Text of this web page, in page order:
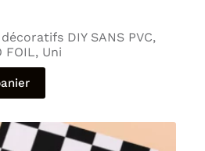
DIY SANS PVC,
FOIL, Uni